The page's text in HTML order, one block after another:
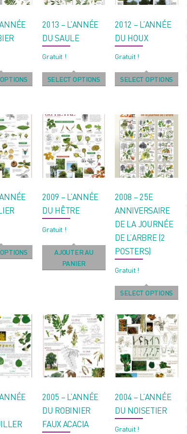
ancien
2013 – L’ANNÉE
DU SAULE
Gratuit !
SELECT OPTIONS
2012 – L’ANNÉE
DU HOUX
Gratuit !
SELECT OPTIONS
2009 – L’ANNÉE
DU HÊTRE
Gratuit !
AJOUTER AU
PANIER
2008 – 25E
ANNIVERSAIRE
DE LA JOURNÉE
DE L’ARBRE (2
POSTERS)
Gratuit !
SELECT OPTIONS
2005 – L’ANNÉE
DU ROBINIER
FAUX ACACIA
2004 – L’ANNÉE
DU NOISETIER
Gratuit !